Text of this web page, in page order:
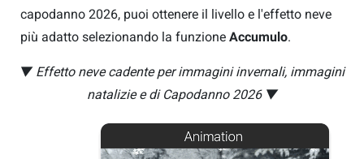
capodanno 2026, puoi ottenere il livello e l'effetto neve
più adatto selezionando la funzione Accumulo.
▼ Effetto neve cadente per immagini invernali, immagini
natalizie e di Capodanno 2026 ▼